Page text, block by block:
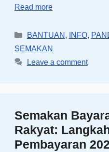
Read more
Categories
BANTUAN , INFO,
SEMAKAN
Leave a comment
Semakan
Rakyat:
Pembayaran